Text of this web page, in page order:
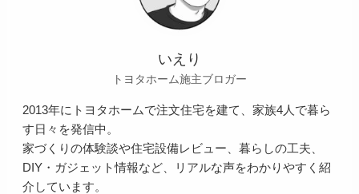
いえり
トヨタホーム施主ブロガー
2013年にトヨタホームで注文住宅を建て、家族4人で暮ら
す日々を発信中。
家づくりの体験談や住宅設備レビュー、暮らしの工夫、
DIY・ガジェット情報など、リアルな声をわかりやすく紹
介しています。